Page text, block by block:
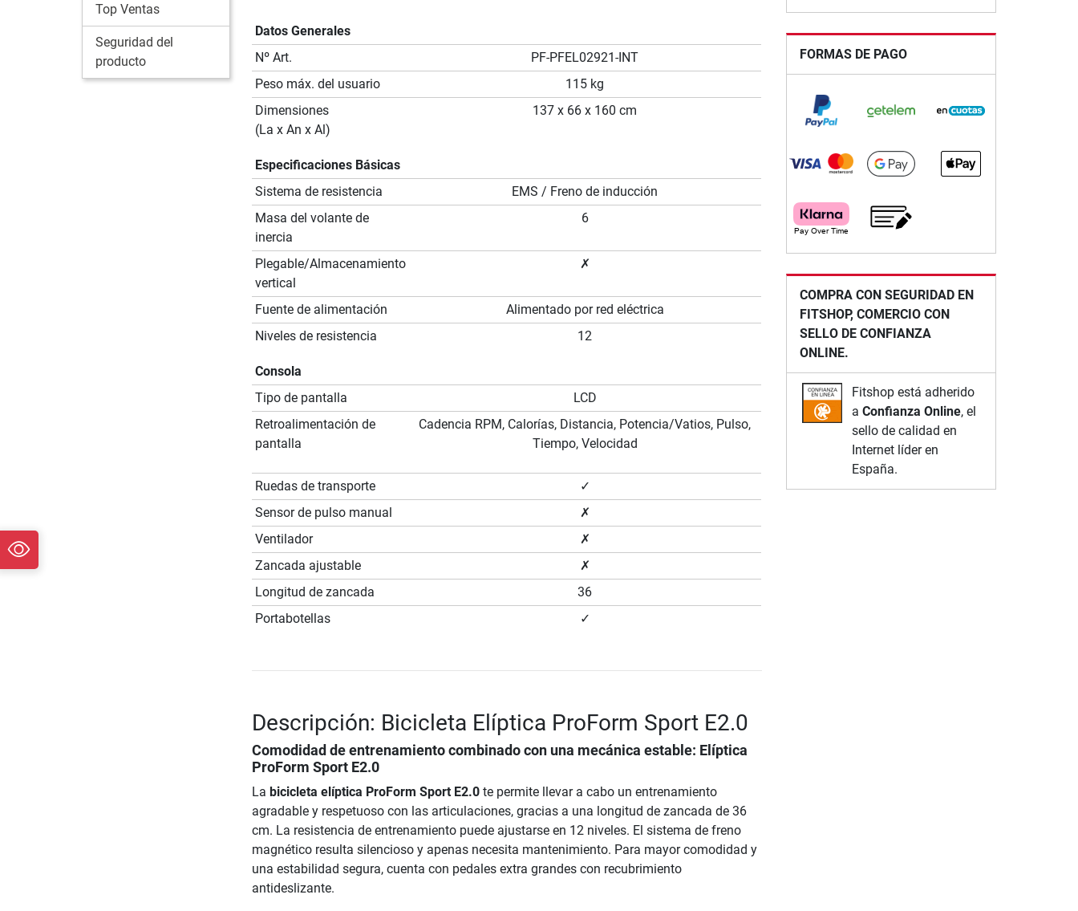
Top Ventas
Seguridad del
producto
Datos Generales
Nº Art.
PF-PFEL02921-INT
Peso máx. del usuario
115 kg
Dimensiones
(La x An x Al)
137 x 66 x 160 cm
Especificaciones Básicas
Sistema de resistencia
EMS / Freno de inducción
Masa del volante de
inercia
6
Plegable/Almacenamiento
vertical
✗
Fuente de alimentación
Alimentado por red eléctrica
Niveles de resistencia
12
Consola
Tipo de pantalla
LCD
Retroalimentación de
pantalla
Cadencia RPM, Calorías, Distancia, Potencia/Vatios, Pulso,
Tiempo, Velocidad
Ruedas de transporte
✓
Sensor de pulso manual
✗
Ventilador
✗
Zancada ajustable
✗
Longitud de zancada
36
Portabotellas
✓
Descripción: Bicicleta Elíptica ProForm Sport E2.0
Comodidad de entrenamiento combinado con una mecánica estable: Elíptica
ProForm Sport E2.0
La bicicleta elíptica ProForm Sport E2.0te permite llevar a cabo un entrenamiento
agradable y respetuoso con las articulaciones, gracias a una longitud de zancada de 36
cm. La resistencia de entrenamiento puede ajustarse en 12 niveles. El sistema de freno
magnético resulta silencioso y apenas necesita mantenimiento. Para mayor comodidad y
una estabilidad segura, cuenta con pedales extra grandes con recubrimiento
antideslizante.
FORMAS DE PAGO
COMPRA CON SEGURIDAD EN
FITSHOP, COMERCIO CON
SELLO DE CONFIANZA
ONLINE.
Fitshop está adherido
a Confianza Online, el
sello de calidad en
Internet líder en
España.